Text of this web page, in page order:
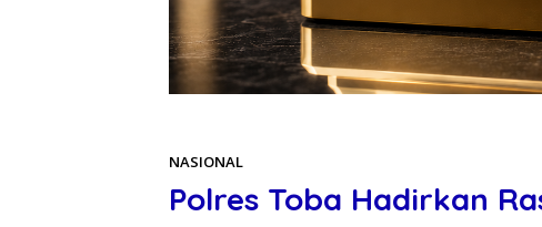
NASIONAL
Polres Toba Hadirkan